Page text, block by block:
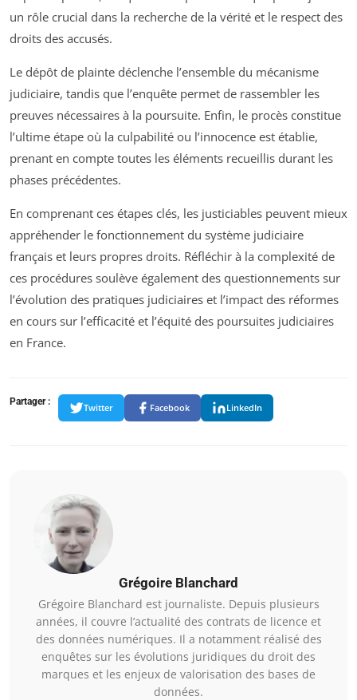
un rôle crucial dans la recherche de la vérité et le respect des
droits des accusés.
Le dépôt de plainte déclenche l’ensemble du mécanisme
judiciaire, tandis que l’enquête permet de rassembler les
preuves nécessaires à la poursuite. Enfin, le procès constitue
l’ultime étape où la culpabilité ou l’innocence est établie,
prenant en compte toutes les éléments recueillis durant les
phases précédentes.
En comprenant ces étapes clés, les justiciables peuvent mieux
appréhender le fonctionnement du système judiciaire
français et leurs propres droits. Réfléchir à la complexité de
ces procédures soulève également des questionnements sur
l’évolution des pratiques judiciaires et l’impact des réformes
en cours sur l’efficacité et l’équité des poursuites judiciaires
en France.
Partager :
Twitter Facebook LinkedIn
Grégoire Blanchard
Grégoire Blanchard est journaliste. Depuis plusieurs
années, il couvre l’actualité des contrats de licence et
des données numériques. Il a notamment réalisé des
enquêtes sur les évolutions juridiques du droit des
marques et les enjeux de valorisation des bases de
données.